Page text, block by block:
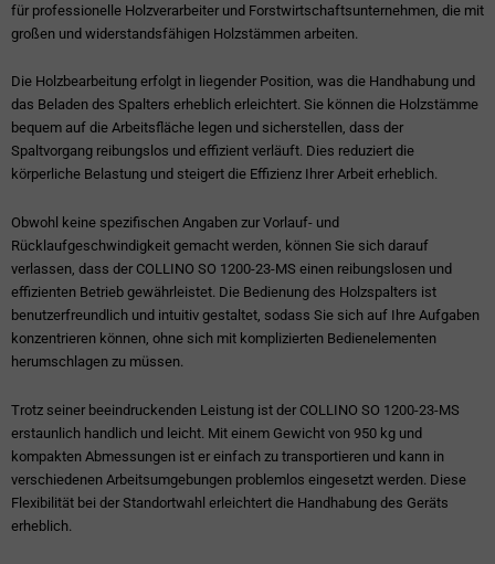
für professionelle Holzverarbeiter und Forstwirtschaftsunternehmen, die mit
großen und widerstandsfähigen Holzstämmen arbeiten.
Die Holzbearbeitung erfolgt in liegender Position, was die Handhabung und
das Beladen des Spalters erheblich erleichtert. Sie können die Holzstämme
bequem auf die Arbeitsfläche legen und sicherstellen, dass der
Spaltvorgang reibungslos und effizient verläuft. Dies reduziert die
körperliche Belastung und steigert die Effizienz Ihrer Arbeit erheblich.
Obwohl keine spezifischen Angaben zur Vorlauf- und
Rücklaufgeschwindigkeit gemacht werden, können Sie sich darauf
verlassen, dass der COLLINO SO 1200-23-MS einen reibungslosen und
effizienten Betrieb gewährleistet. Die Bedienung des Holzspalters ist
benutzerfreundlich und intuitiv gestaltet, sodass Sie sich auf Ihre Aufgaben
konzentrieren können, ohne sich mit komplizierten Bedienelementen
herumschlagen zu müssen.
Trotz seiner beeindruckenden Leistung ist der COLLINO SO 1200-23-MS
erstaunlich handlich und leicht. Mit einem Gewicht von 950 kg und
kompakten Abmessungen ist er einfach zu transportieren und kann in
verschiedenen Arbeitsumgebungen problemlos eingesetzt werden. Diese
Flexibilität bei der Standortwahl erleichtert die Handhabung des Geräts
erheblich.